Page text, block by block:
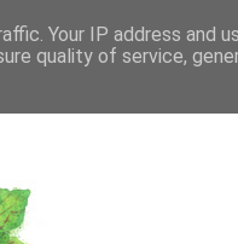
Your IP address and
quality of service,